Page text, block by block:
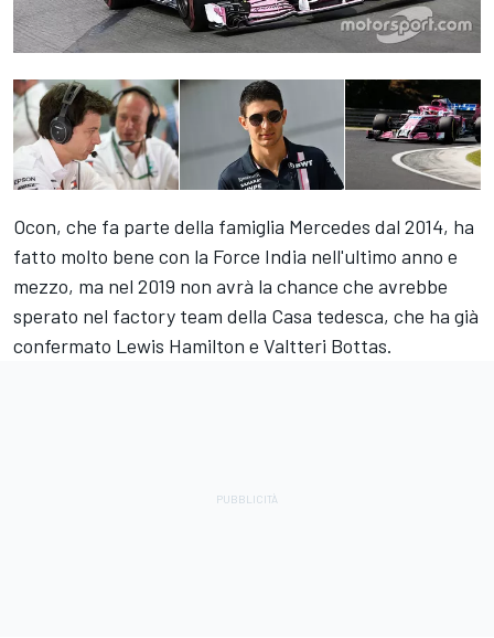
Ocon, che fa parte della famiglia Mercedes dal 2014, ha
fatto molto bene con la Force India nell'ultimo anno e
mezzo, ma nel 2019 non avrà la chance che avrebbe
sperato nel factory team della Casa tedesca, che ha già
confermato Lewis Hamilton e Valtteri Bottas.